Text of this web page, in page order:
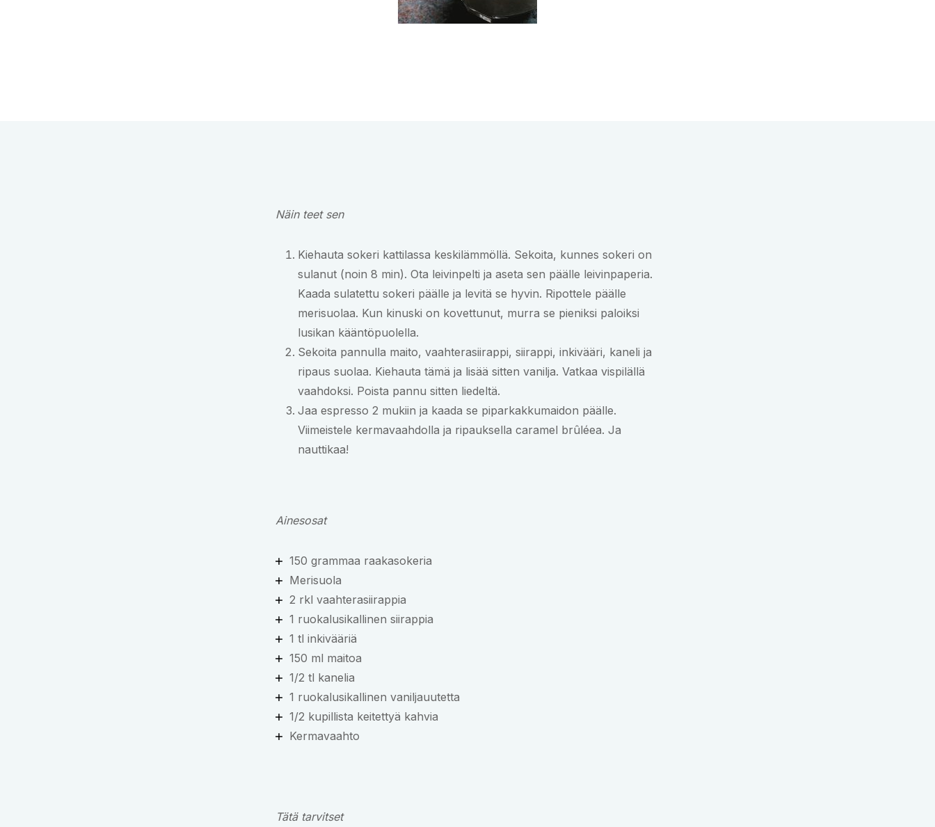
Näin teet sen
Kiehauta sokeri kattilassa keskilämmöllä. Sekoita, kunnes sokeri on
sulanut (noin 8 min). Ota leivinpelti ja aseta sen päälle leivinpaperia.
Kaada sulatettu sokeri päälle ja levitä se hyvin. Ripottele päälle
merisuolaa. Kun kinuski on kovettunut, murra se pieniksi paloiksi
lusikan kääntöpuolella.
Sekoita pannulla maito, vaahterasiirappi, siirappi, inkivääri, kaneli ja
ripaus suolaa. Kiehauta tämä ja lisää sitten vanilja. Vatkaa vispilällä
vaahdoksi. Poista pannu sitten liedeltä.
Jaa espresso 2 mukiin ja kaada se piparkakkumaidon päälle.
Viimeistele kermavaahdolla ja ripauksella caramel brûléea. Ja
nauttikaa!
Ainesosat
150 grammaa raakasokeria
Merisuola
2 rkl vaahterasiirappia
1 ruokalusikallinen siirappia
1 tl inkivääriä
150 ml maitoa
1/2 tl kanelia
1 ruokalusikallinen vaniljauutetta
1/2 kupillista keitettyä kahvia
Kermavaahto
Tätä tarvitset